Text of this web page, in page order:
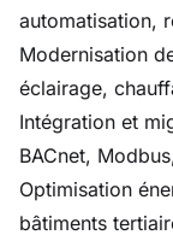
automatisation,
Modernisation
éclairage,
Intégration et
BACnet,
Optimisation
bâtiments